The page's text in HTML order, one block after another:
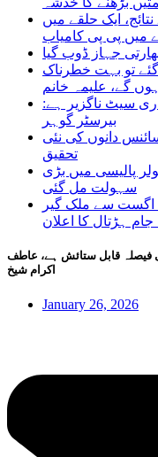
الیکشن: ایل اے 27 اور 28 کے نتائج، ایک حلقے میں
میں پی پی کامیاب
جہاز ڈوب گیا
تو بہت خطرناک
ہوں گے، علیمہ خانم
ری سیٹ ناگزیر ہے:
بیرسٹر گوہر
دانوں کی نئی
تحقیق
پالیسی میں بڑی
سہولت مل گئی
آل پاکستان گڈز ٹرانسپورٹرز اتحادکا 8 اگست سے ملک گیر
جام ہڑتال کا اعلان
فیصلہ قابل ستائش ہے، عاطف
اکرام شیخ
January 26, 2026